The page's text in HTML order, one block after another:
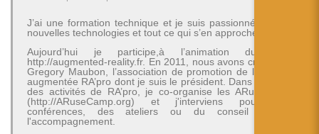
J’ai une formation technique et je suis passionné par les
nouvelles technologies et tout ce qui s’en approche.
Aujourd’hui je participe,à l’animation du blog
http://augmented-reality.fr. En 2011, nous avons créé avec
Gregory Maubon, l’association de promotion de la réalité
augmentée RA’pro dont je suis le président. Dans le cadre
des activités de RA’pro, je co-organise les ARuseCamp
(http://ARuseCamp.org) et j'interviens pour des
conférences, des ateliers ou du conseil et de
l'accompagnement.